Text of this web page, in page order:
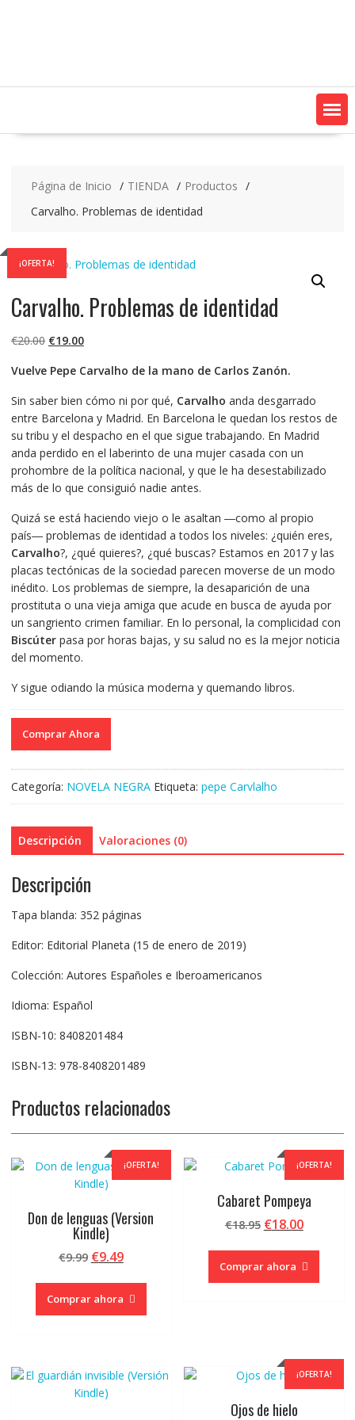
Página de Inicio TIENDA
Productos
Carvalho. Problemas de identidad
¡OFERTA!
Carvalho. Problemas de identidad
€20.00 El
original
€20.00.
€19.00El
actual
€19.00.
Vuelve Pepe Carvalho de la mano de Carlos Zanón.
Sin saber bien cómo ni por qué, Carvalho anda desgarrado
entre Barcelona y Madrid. En Barcelona le quedan los restos de
su tribu y el despacho en el que sigue trabajando. En Madrid
anda perdido en el laberinto de una mujer casada con un
prohombre de la política nacional, y que le ha desestabilizado
más de lo que consiguió nadie antes.
Quizá se está haciendo viejo o le asaltan ―como al propio
país― problemas de identidad a todos los niveles: ¿quién eres,
Carvalho?, ¿qué quieres?, ¿qué buscas? Estamos en 2017 y las
placas tectónicas de la sociedad parecen moverse de un modo
inédito. Los problemas de siempre, la desaparición de una
prostituta o una vieja amiga que acude en busca de ayuda por
un sangriento crimen familiar. En lo personal, la complicidad con
Biscúterpasa por horas bajas, y su salud no es la mejor noticia
del momento.
Y sigue odiando la música moderna y quemando libros.
Comprar Ahora
Categoría: NOVELA NEGRA Etiqueta: pepe Carvlalho
Descripción Valoraciones (0)
Descripción
Tapa blanda: 352 páginas
Editor: Editorial Planeta (15 de enero de 2019)
Colección: Autores Españoles e Iberoamericanos
Idioma: Español
ISBN-10: 8408201484
ISBN-13: 978-8408201489
Productos relacionados
¡OFERTA!
Don de lenguas (Version
Kindle)
€9.99 El
original
era:
€9.49El
actual
es:
Comprar ahora
¡OFERTA!
Cabaret Pompeya
€18.95 El
original
era:
€18.00El
actual
es:
Comprar ahora
¡OFERTA!
Ojos de hielo